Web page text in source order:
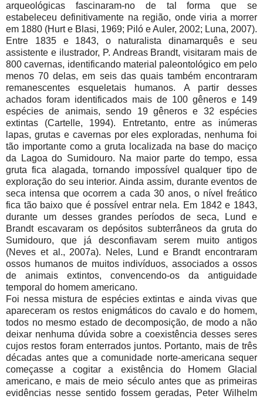
arqueológicas fascinaram-no de tal forma que se
estabeleceu definitivamente na região, onde viria a morrer
em 1880 (Hurt e Blasi, 1969; Piló e Auler, 2002; Luna, 2007).
Entre 1835 e 1843, o naturalista dinamarquês e seu
assistente e ilustrador, P. Andreas Brandt, visitaram mais de
800 cavernas, identificando material paleontológico em pelo
menos 70 delas, em seis das quais também encontraram
remanescentes esqueletais humanos. A partir desses
achados foram identificados mais de 100 gêneros e 149
espécies de animais, sendo 19 gêneros e 32 espécies
extintas (Cartelle, 1994). Entretanto, entre as inúmeras
lapas, grutas e cavernas por eles exploradas, nenhuma foi
tão importante como a gruta localizada na base do maciço
da Lagoa do Sumidouro. Na maior parte do tempo, essa
gruta fica alagada, tornando impossível qualquer tipo de
exploração do seu interior. Ainda assim, durante eventos de
seca intensa que ocorrem a cada 30 anos, o nível freático
fica tão baixo que é possível entrar nela. Em 1842 e 1843,
durante um desses grandes períodos de seca, Lund e
Brandt escavaram os depósitos subterrâneos da gruta do
Sumidouro, que já desconfiavam serem muito antigos
(Neves et al., 2007a). Neles, Lund e Brandt encontraram
ossos humanos de muitos indivíduos, associados a ossos
de animais extintos, convencendo-os da antiguidade
temporal do homem americano.
Foi nessa mistura de espécies extintas e ainda vivas que
apareceram os restos enigmáticos do cavalo e do homem,
todos no mesmo estado de decomposição, de modo a não
deixar nenhuma dúvida sobre a coexistência desses seres
cujos restos foram enterrados juntos. Portanto, mais de três
décadas antes que a comunidade norte-americana sequer
começasse a cogitar a existência do Homem Glacial
americano, e mais de meio século antes que as primeiras
evidências nesse sentido fossem geradas, Peter Wilhelm